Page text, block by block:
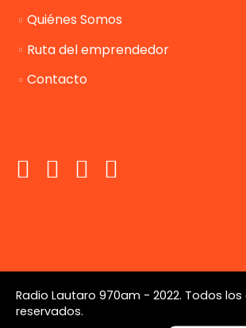
Quiénes Somos
Ruta del emprendedor
Contacto
Radio Lautaro 970am - 2022. Todos
reservados.